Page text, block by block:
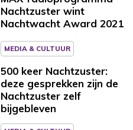
Nachtzuster wint
Nachtwacht Award 2021
MEDIA & CULTUUR
500 keer Nachtzuster:
deze gesprekken zijn de
Nachtzuster zelf
bijgebleven